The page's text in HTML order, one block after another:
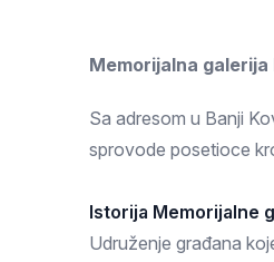
Memorijalna
Sa adresom u Banji
sprovode posetioce
Istorija Memorijalne
Udruženje građana